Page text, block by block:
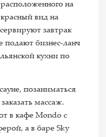
на
вид на
завтрак
подают бизнес-ланч
кухни по
позаниматься
массаж.
в кафе Mondo с
а в баре Sky